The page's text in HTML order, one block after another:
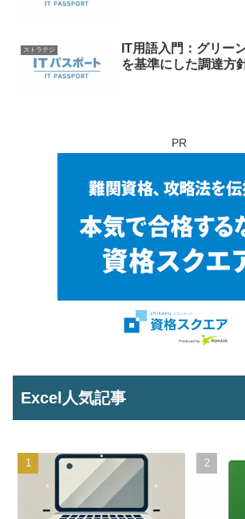
ストラテジ
IT用語入門：グリー
を基準にした調達方針
PR
Excel人気記事